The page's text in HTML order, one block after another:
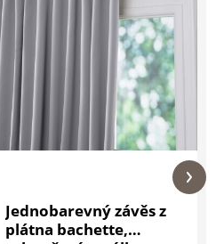
Jednobarevný závěs z
plátna bachette,